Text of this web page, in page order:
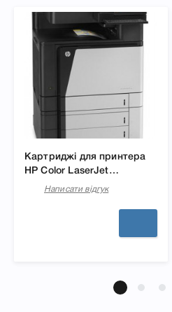
Картриджі для принтера
HP Color LaserJet
Enterprise M880z
Написати відгук